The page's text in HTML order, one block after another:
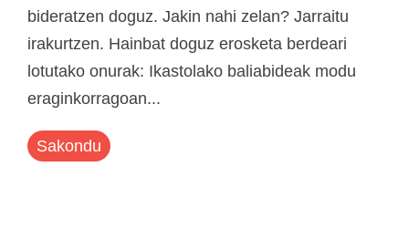
bideratzen doguz. Jakin nahi zelan? Jarraitu
irakurtzen. Hainbat doguz erosketa berdeari
lotutako onurak: Ikastolako baliabideak modu
eraginkorragoan...
Sakondu